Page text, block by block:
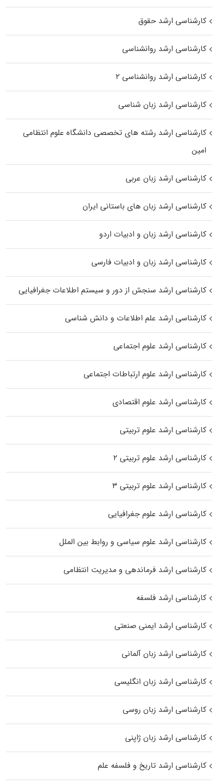
کارشناسی ارشد حقوق
کارشناسی ارشد روانشناسی
کارشناسی ارشد روانشناسی ۲
کارشناسی ارشد زبان شناسی
کارشناسی ارشد رﺷﺘﻪ ﻫﺎی تخصصی داﻧﺸﮕﺎه ﻋﻠﻮم انتظامی
اﻣﻴﻦ
کارشناسی ارشد زبان عربی
کارشناسی ارشد زبان‌ های باستانی ایران
کارشناسی ارشد زبان و ادبیات اردو
کارشناسی ارشد زبان و ادبیات فارسی
کارشناسی ارشد سنجش از دور و سیستم اطلاعات جغرافیایی
کارشناسی ارشد علم اطلاعات و دانش شناسی
کارشناسی ارشد علوم اجتماعی
کارشناسی ارشد علوم ارتباطات اجتماعی
کارشناسی ارشد علوم اقتصادی
کارشناسی ارشد علوم تربیتی
کارشناسی ارشد علوم تربیتی ۲
کارشناسی ارشد علوم تربیتی ۳
کارشناسی ارشد علوم جغرافیایی
کارشناسی ارشد علوم سیاسی و روابط بین الملل
کارشناسی ارشد فرماندهی و مدیریت انتظامی
کارشناسی ارشد فلسفه
کارشناسی ارشد ایمنی صنعتی
کارشناسی ارشد زبان آلمانی
کارشناسی ارشد زبان انگلیسی
کارشناسی ارشد زبان روسی
کارشناسی ارشد زبان ژاپنی
کارشناسی ارشد تاریخ و فلسفه علم